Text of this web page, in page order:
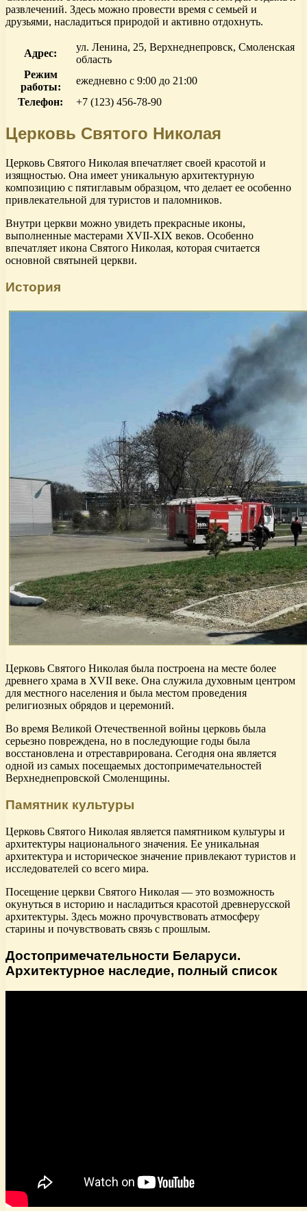
развлечений. Здесь можно провести время с семьей и
друзьями, насладиться природой и активно отдохнуть.
Адрес:
ул. Ленина, 25, Верхнеднепровск, Смоленская
область
Режим
работы:
ежедневно с 9:00 до 21:00
Телефон:
+7 (123) 456-78-90
Церковь Святого Николая
Церковь Святого Николая впечатляет своей красотой и
изящностью. Она имеет уникальную архитектурную
композицию с пятиглавым образцом, что делает ее особенно
привлекательной для туристов и паломников.
Внутри церкви можно увидеть прекрасные иконы,
выполненные мастерами XVII-XIX веков. Особенно
впечатляет икона Святого Николая, которая считается
основной святыней церкви.
История
Церковь Святого Николая была построена на месте более
древнего храма в XVII веке. Она служила духовным центром
для местного населения и была местом проведения
религиозных обрядов и церемоний.
Во время Великой Отечественной войны церковь была
серьезно повреждена, но в последующие годы была
восстановлена и отреставрирована. Сегодня она является
одной из самых посещаемых достопримечательностей
Верхнеднепровской Смоленщины.
Памятник культуры
Церковь Святого Николая является памятником культуры и
архитектуры национального значения. Ее уникальная
архитектура и историческое значение привлекают туристов и
исследователей со всего мира.
Посещение церкви Святого Николая — это возможность
окунуться в историю и насладиться красотой древнерусской
архитектуры. Здесь можно прочувствовать атмосферу
старины и почувствовать связь с прошлым.
Достопримечательности Беларуси.
Архитектурное наследие, полный список